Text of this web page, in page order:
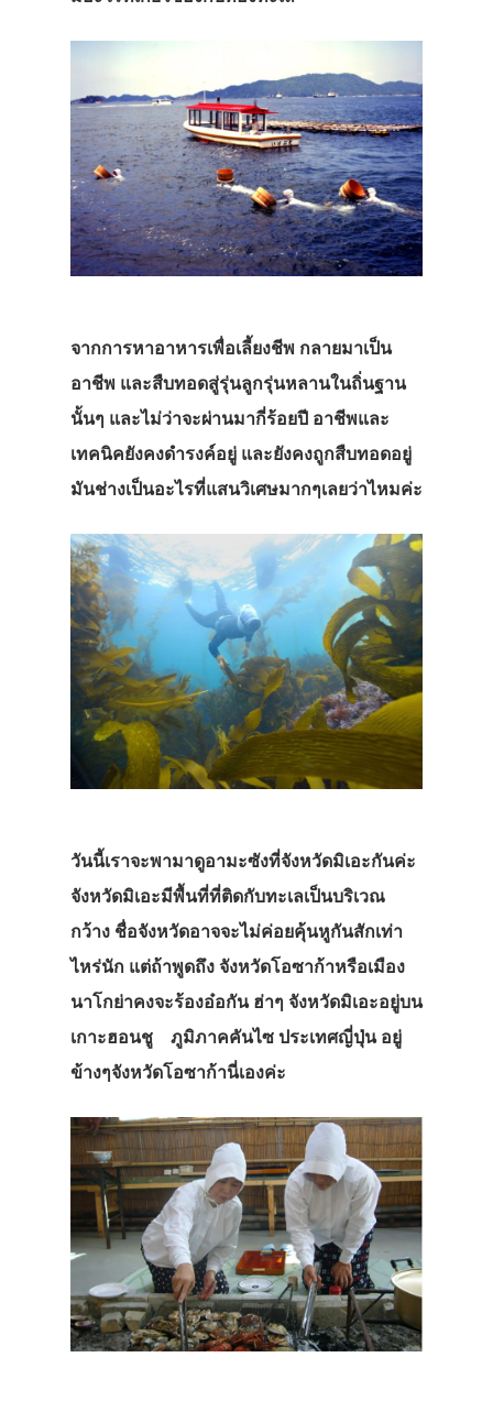
จากการหาอาหารเพื่อเลี้ยงชีพ กลายมาเป็น
อาชีพ และสืบทอดสู่รุ่นลูกรุ่นหลานในถิ่นฐาน
นั้นๆ และไม่ว่าจะผ่านมากี่ร้อยปี อาชีพและ
เทคนิคยังคงดำรงค์อยู่ และยังคงถูกสืบทอดอยู่
มันช่างเป็นอะไรที่แสนวิเศษมากๆเลยว่าไหมค่ะ
วันนี้เราจะพามาดูอามะซังที่จังหวัดมิเอะกันค่ะ
จังหวัดมิเอะมีพื้นที่ที่ติดกับทะเลเป็นบริเวณ
กว้าง ชื่อจังหวัดอาจจะไม่ค่อยคุ้นหูกันสักเท่า
ไหร่นัก แต่ถ้าพูดถึง จังหวัดโอซาก้าหรือเมือง
นาโกย่าคงจะร้องอ๋อกัน ฮ่าๆ จังหวัดมิเอะอยู่บน
เกาะฮอนชู ภูมิภาคคันไซ ประเทศญี่ปุ่น อยู่
ข้างๆจังหวัดโอซาก้านี่เองค่ะ